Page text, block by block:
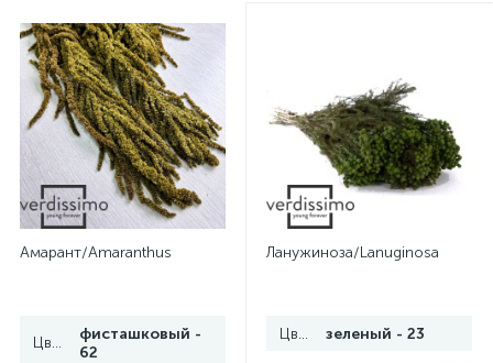
Амарант/Amaranthus
Цвет
фисташковый -
62
Ланужиноза/Lanuginosa
Цвет зеленый - 23